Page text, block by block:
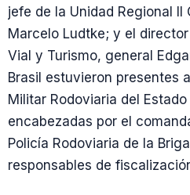
jefe de la Unidad Regional
Marcelo Ludtke; y el
Vial y Turismo, general
Brasil estuvieron presentes
Militar Rodoviaria del
encabezadas por el
Policía Rodoviaria de la
responsables de